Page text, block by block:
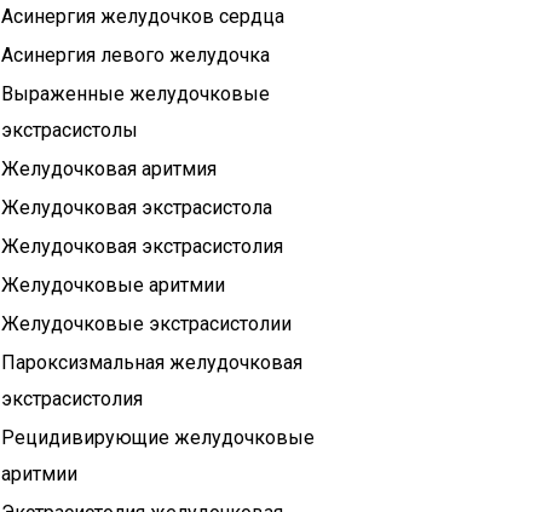
Асинергия желудочков сердца
Асинергия левого желудочка
Выраженные желудочковые
экстрасистолы
Желудочковая аритмия
Желудочковая экстрасистола
Желудочковая экстрасистолия
Желудочковые аритмии
Желудочковые экстрасистолии
Пароксизмальная желудочковая
экстрасистолия
Рецидивирующие желудочковые
аритмии